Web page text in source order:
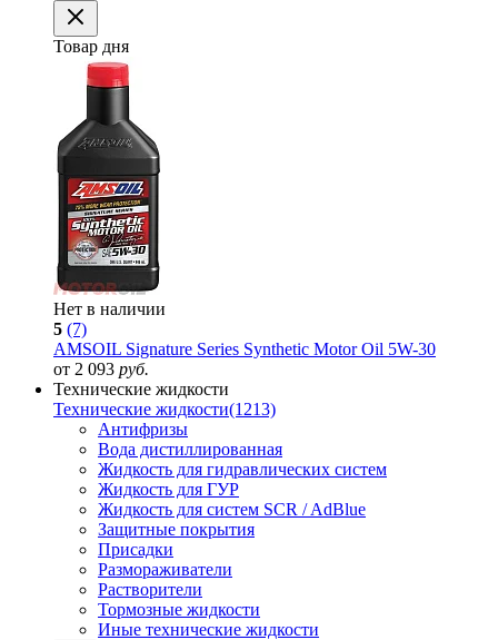
Товар дня
Нет в наличии
5 (7)
AMSOIL Signature Series Synthetic Motor Oil 5W-30
от 2 093 руб.
Технические жидкости
Технические жидкости(1213)
Антифризы
Вода дистиллированная
Жидкость для гидравлических систем
Жидкость для ГУР
Жидкость для систем SCR / AdBlue
Защитные покрытия
Присадки
Размораживатели
Растворители
Тормозные жидкости
Иные технические жидкости